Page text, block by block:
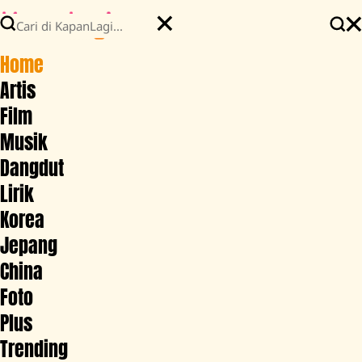
Home
Artis
Film
Musik
Dangdut
Lirik
Korea
Jepang
China
Foto
Plus
Trending